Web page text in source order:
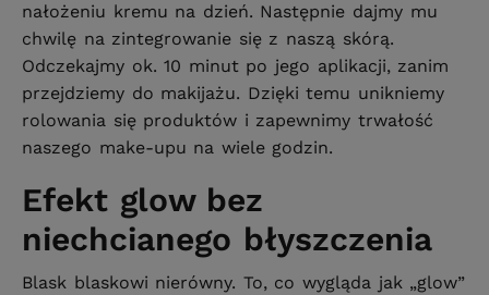
nałożeniu kremu na dzień. Następnie dajmy mu
chwilę na zintegrowanie się z naszą skórą.
Odczekajmy ok. 10 minut po jego aplikacji, zanim
przejdziemy do makijażu. Dzięki temu unikniemy
rolowania się produktów i zapewnimy trwałość
naszego make-upu na wiele godzin.
Efekt glow bez
niechcianego błyszczenia
Blask blaskowi nierówny. To, co wygląda jak „glow”